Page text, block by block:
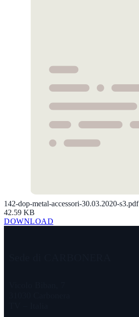
142-dop-metal-accessori-30.03.2020-s3.pdf
42.59 KB
DOWNLOAD